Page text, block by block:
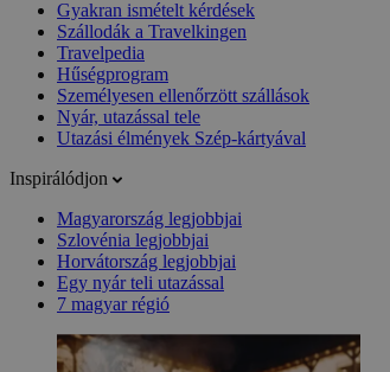
Gyakran ismételt kérdések
Szállodák a Travelkingen
Travelpedia
Hűségprogram
Személyesen ellenőrzött szállások
Nyár, utazással tele
Utazási élmények Szép-kártyával
Inspirálódjon
Magyarország legjobbjai
Szlovénia legjobbjai
Horvátország legjobbjai
Egy nyár teli utazással
7 magyar régió